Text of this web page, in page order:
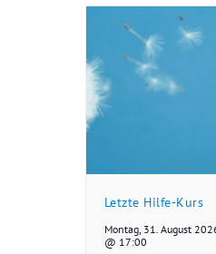
Letzte Hilfe-Kurs
Montag, 31. August
@ 17:00